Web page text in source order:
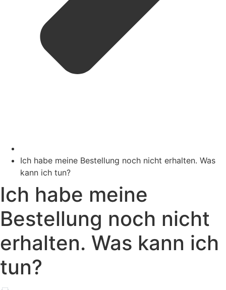
Ich habe meine Bestellung noch nicht erhalten. Was
kann ich tun?
Ich habe meine
Bestellung noch nicht
erhalten. Was kann ich
tun?